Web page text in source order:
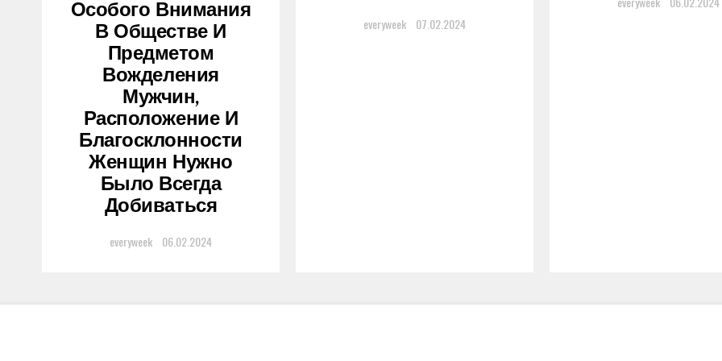
Особого Внимания
В Обществе И
Предметом
Вожделения
Мужчин,
Расположение И
Благосклонности
Женщин Нужно
Было Всегда
Добиваться
everyweek 06.02.2024
everyweek 07.02.2024